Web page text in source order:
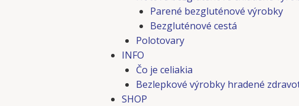
Parené bezgluténové výrobky
Bezgluténové cestá
Polotovary
INFO
Čo je celiakia
Bezlepkové výrobky hradené
SHOP